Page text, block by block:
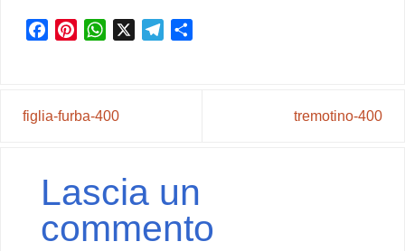
FacebookPinterestWhatsApp
X Telegram
figlia-furba-400 tremotino-400
Lascia un
commento